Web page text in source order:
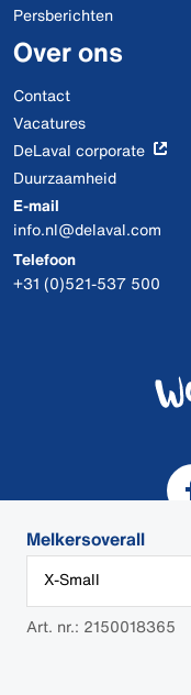
Melkersoverall
X-Small
Art. nr.: 2150018365
Persberichten
Over ons
Contact
Vacatures
DeLaval corporate
Duurzaamheid
E-mail
info.nl@delaval.com
Telefoon
+31 (0)521-537 500
© 2026 DeLaval